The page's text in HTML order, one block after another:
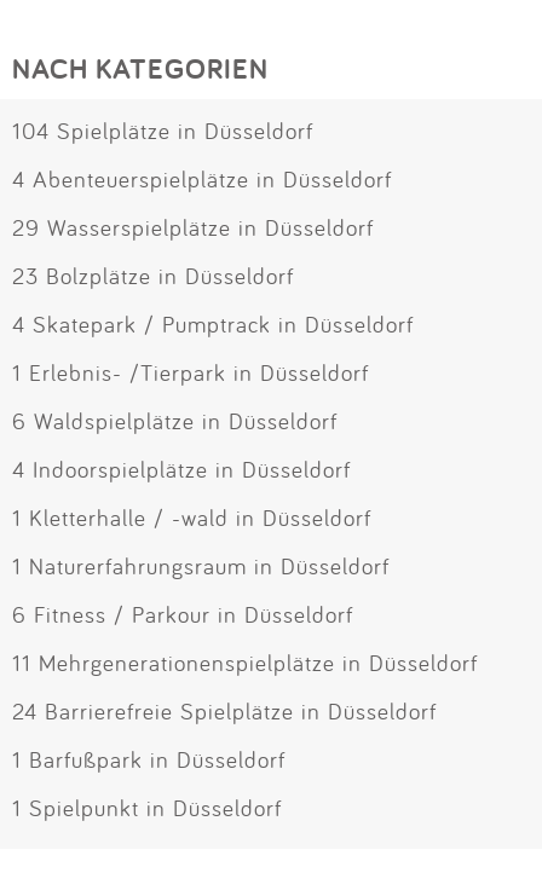
NACH KATEGORIEN
104 Spielplätze in Düsseldorf
4 Abenteuerspielplätze in Düsseldorf
29 Wasserspielplätze in Düsseldorf
23 Bolzplätze in Düsseldorf
4 Skatepark / Pumptrack in Düsseldorf
1 Erlebnis- /Tierpark in Düsseldorf
6 Waldspielplätze in Düsseldorf
4 Indoorspielplätze in Düsseldorf
1 Kletterhalle / -wald in Düsseldorf
1 Naturerfahrungsraum in Düsseldorf
6 Fitness / Parkour in Düsseldorf
11 Mehrgenerationenspielplätze in Düsseldorf
24 Barrierefreie Spielplätze in Düsseldorf
1 Barfußpark in Düsseldorf
1 Spielpunkt in Düsseldorf